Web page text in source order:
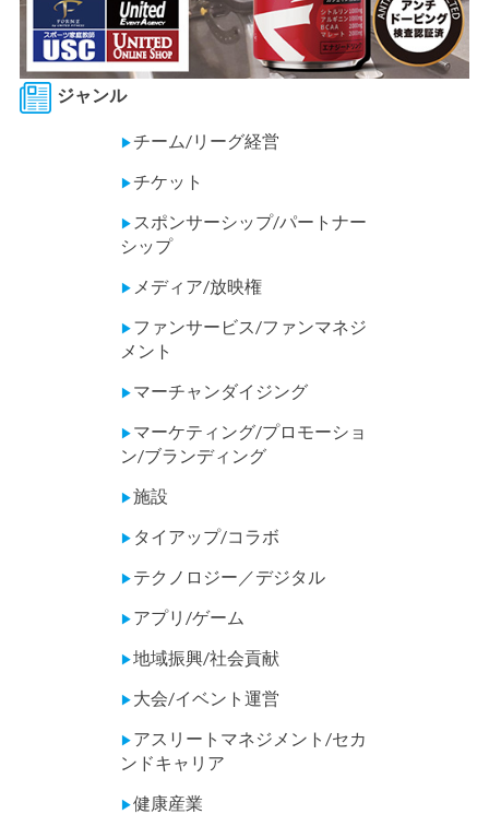
ジャンル
▶チーム/リーグ経営
▶チケット
▶ スポンサーシップ/パートナー
シップ
▶ メディア/放映権
▶ ファンサービス/ファンマネジ
メント
▶ マーチャンダイジング
▶ マーケティング/プロモーショ
ン/ブランディング
▶施設
▶ タイアップ/コラボ
▶ テクノロジー／デジタル
▶ アプリ/ゲーム
▶地域振興/社会貢献
▶ 大会/イベント運営
▶ アスリートマネジメント/セカ
ンドキャリア
▶健康産業